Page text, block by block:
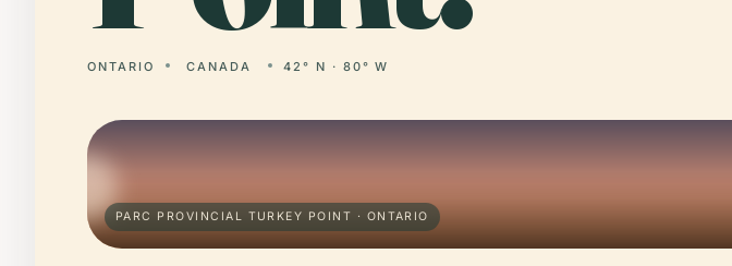
ONTARIO CANADA 42° N · 80° W
PARC PROVINCIAL TURKEY POINT · ONTARIO